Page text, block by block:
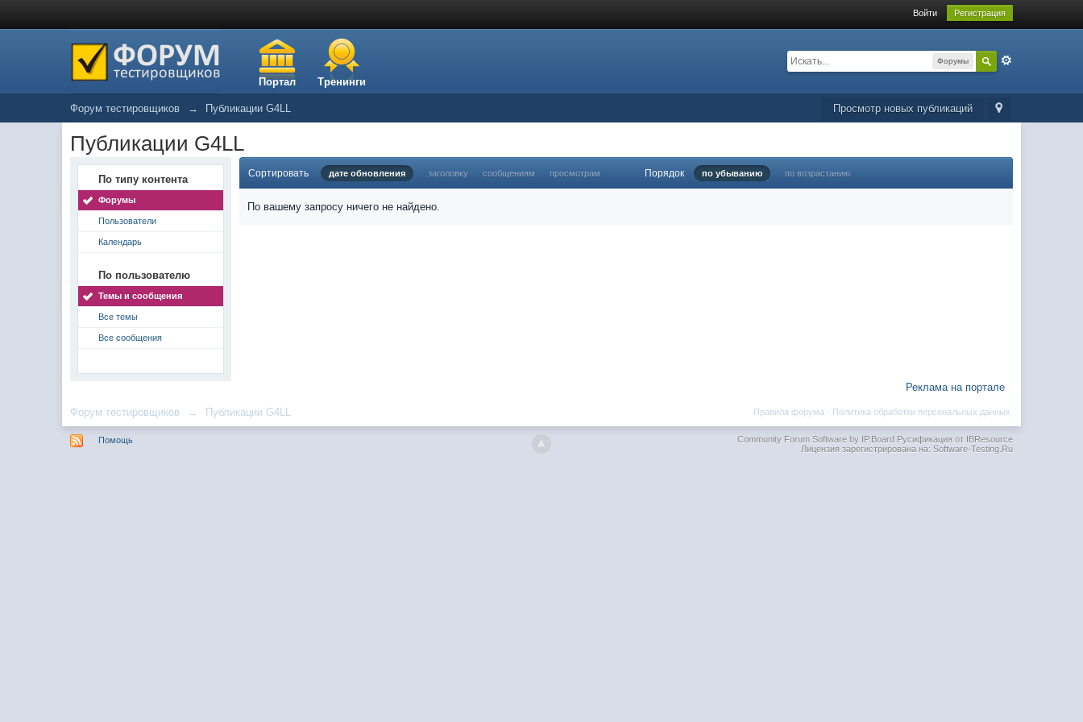
Войти Регистрация
Портал Тренинги
Форумы
Просмотр новых публикаций
Форум тестировщиков → Публикации G4LL
Публикации G4LL
По типу контента
Форумы
Пользователи
Календарь
По пользователю
Темы и сообщения
Все темы
Все сообщения
Сортировать дате обновления заголовку сообщениям просмотрам Порядок по убыванию по возрастанию
По вашему запросу ничего не найдено.
Реклама на портале
Форум тестировщиков → Публикации G4LL Политика обработки персональных данных
Правила форума ·
Помощь Community Forum Software by IP.BoardРусификация от IBResource
Лицензия зарегистрирована на: Software-Testing.Ru